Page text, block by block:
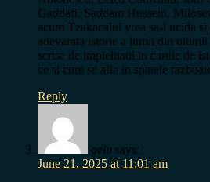
Gaddafi, Saddam Hussein,
acum Tzakacalul vrea sa-l ucida
adevarata istorie a lumii din
scrise de impielitatii in cartile de
ce si cum se afla in spatele
Reply
gelu says:
June 21, 2025 at 11:01 am